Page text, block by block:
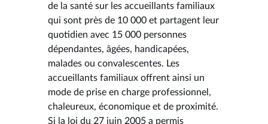
de la santé sur les accueillants familiaux
qui sont près de 10 000 et partagent leur
quotidien avec 15 000 personnes
dépendantes, âgées, handicapées,
malades ou convalescentes. Les
accueillants familiaux offrent ainsi un
mode de prise en charge professionnel,
chaleureux, économique et de proximité.
Si la loi du 27 juin 2005 a permis